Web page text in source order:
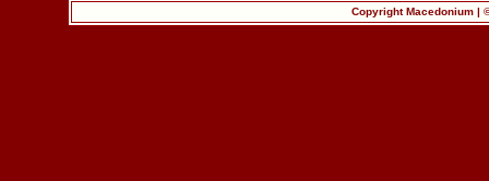
Copyright Macedonium |